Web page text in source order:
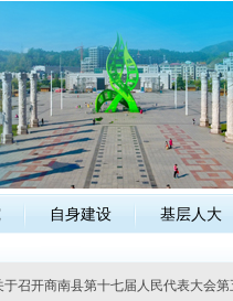
自身建设 基层人大
于召开商南县第十七届人民代表大会